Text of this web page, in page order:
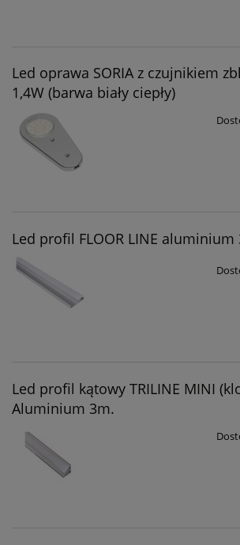
Led oprawa SORIA z czujnikiem
1,4W (barwa biały ciepły)
Led profil FLOOR LINE aluminium
Led profil kątowy TRILINE MINI
Aluminium 3m.